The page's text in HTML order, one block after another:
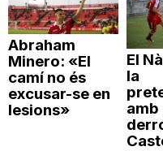
Abraham
Minero: «El
camí no és
excusar-se en
lesions»
El
la
amb